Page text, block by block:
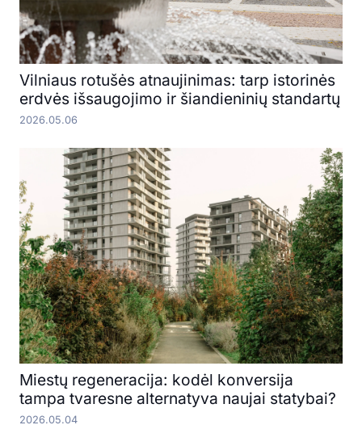
Vilniaus rotušės atnaujinimas: tarp istorinės
erdvės išsaugojimo ir šiandieninių standartų
2026.05.06
Miestų regeneracija: kodėl konversija
tampa tvaresne alternatyva naujai statybai?
2026.05.04